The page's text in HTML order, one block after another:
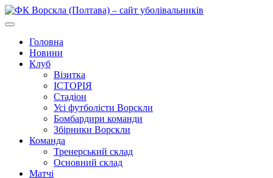
Головна
Новини
Клуб
Візитка
ІСТОРІЯ
Стадіон
Усі футболісти Ворскли
Бомбардири команди
Збірники Ворскли
Команда
Тренерський склад
Основний склад
Матчі